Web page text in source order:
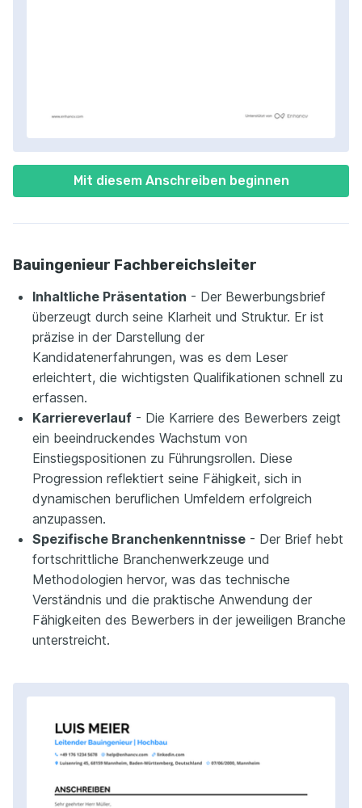
Mit diesem Anschreiben beginnen
Bauingenieur Fachbereichsleiter
Inhaltliche Präsentation - Der Bewerbungsbrief
überzeugt durch seine Klarheit und Struktur. Er ist
präzise in der Darstellung der
Kandidatenerfahrungen, was es dem Leser
erleichtert, die wichtigsten Qualifikationen schnell zu
erfassen.
Karriereverlauf - Die Karriere des Bewerbers zeigt
ein beeindruckendes Wachstum von
Einstiegspositionen zu Führungsrollen. Diese
Progression reflektiert seine Fähigkeit, sich in
dynamischen beruflichen Umfeldern erfolgreich
anzupassen.
Spezifische Branchenkenntnisse - Der Brief hebt
fortschrittliche Branchenwerkzeuge und
Methodologien hervor, was das technische
Verständnis und die praktische Anwendung der
Fähigkeiten des Bewerbers in der jeweiligen Branche
unterstreicht.